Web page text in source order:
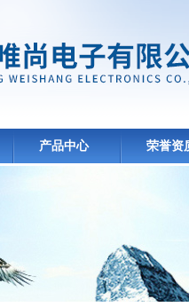
产品中心 荣誉资